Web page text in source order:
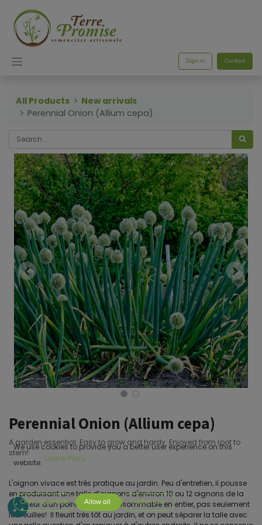
Sign in Contact
All Products
New arrivals
Perennial Onion (Allium cepa)
Perennial Onion (Allium cepa)
A garden essential. Easy to grow and hardy. Enjoyed from root to
stem!
L'oignon vivace est très pratique au jardin. Peu d'entretien, il pousse
en produisant une talle d’oignons d'environ 10 ou 12 oignons de la
grosseur d'un poireau. Il est consommable en entier, pas seulement
les feuilles! Il fleurit très tôt au jardin, et on peut séparer la talle avec
We use cookies to provide you a better user experience on this
website. Cookie Policy
Only essentials Allow all Customize